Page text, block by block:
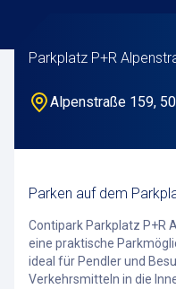
Parkplatz P+R
Alpenstraße 159,
Parken auf dem
Contipark Parkplatz P+R
eine praktische
ideal für Pendler und
Verkehrsmitteln in die